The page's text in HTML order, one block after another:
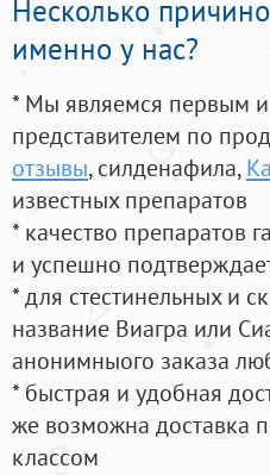
Несколько
именно у нас?
* Мы являемся первым
представителем по
отзывы, силденафила,
известных препаратов
* качество препаратов
и успешно
* для стестинельных и
название Виагра или
анонимныого заказа
* быстрая и удобная
же возможна доставка
классом